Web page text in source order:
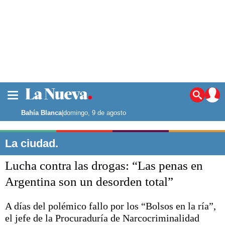
Noticias
La ciudad
Punta Alta
El mundo
Seguridad
Deportes
Escenario Olímpico
Liga del Sur
Bahía Blanca|domingo, 9 de agosto
La ciudad.
Lucha contra las drogas: “Las penas en
Argentina son un desorden total”
A días del polémico fallo por los “Bolsos en la ría”,
el jefe de la Procuraduría de Narcocriminalidad